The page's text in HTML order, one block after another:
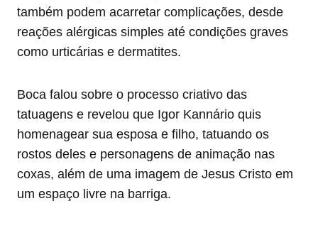
também podem acarretar complicações, desde
reações alérgicas simples até condições graves
como urticárias e dermatites.
Boca falou sobre o processo criativo das
tatuagens e revelou que Igor Kannário quis
homenagear sua esposa e filho, tatuando os
rostos deles e personagens de animação nas
coxas, além de uma imagem de Jesus Cristo em
um espaço livre na barriga.